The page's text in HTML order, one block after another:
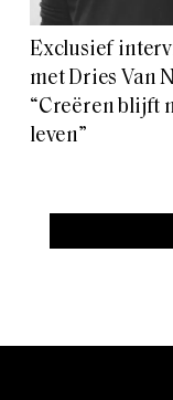
Exclusief
met Dries Van
“Creëren blijft
leven”